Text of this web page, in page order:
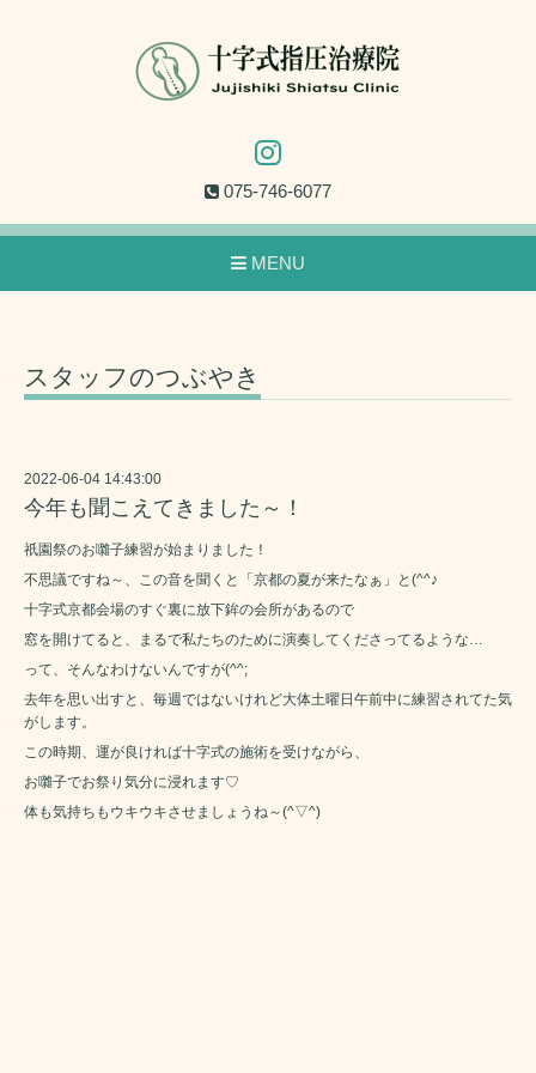
075-746-6077
MENU
スタッフのつぶやき
2022-06-04 14:43:00
今年も聞こえてきました～！
祇園祭のお囃子練習が始まりました！
不思議ですね～、この音を聞くと「京都の夏が来たなぁ」と(^^♪
十字式京都会場のすぐ裏に放下鉾の会所があるので
窓を開けてると、まるで私たちのために演奏してくださってるような…
って、そんなわけないんですが(^^;
去年を思い出すと、毎週ではないけれど大体土曜日午前中に練習されてた気
がします。
この時期、運が良ければ十字式の施術を受けながら、
お囃子でお祭り気分に浸れます♡
体も気持ちもウキウキさせましょうね～(^▽^)